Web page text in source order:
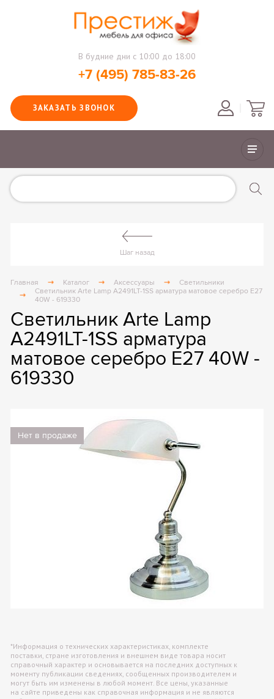
В будние дни с 10:00 до 18:00
+7 (495) 785-83-26
ЗАКАЗАТЬ ЗВОНОК
Шаг назад
Главная Каталог Аксессуары
Светильники
Светильник Arte Lamp A2491LT-1SS арматура матовое серебро E27
40W - 619330
Светильник Arte Lamp
A2491LT-1SS арматура
матовое серебро E27 40W -
619330
Нет в продаже
*Информация о технических характеристиках, комплекте
поставки, стране изготовления и внешнем виде товара носит
справочный характер и основывается на последних доступных к
моменту публикации сведениях, сообщенных производителем и
могут быть им изменены в любой момент. Все цены, указанные
на сайте приведены как справочная информация и не являются